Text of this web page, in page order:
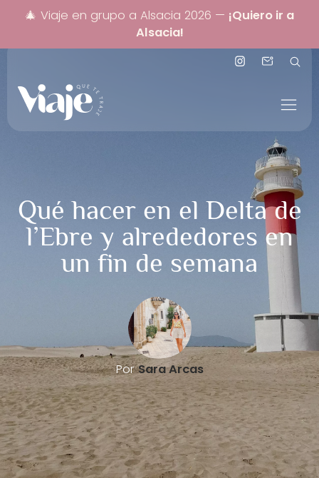
🎄 Plazas limitadas Navidad 2026 —Itinerario
100% personalizado a Alsacia
Qué hacer en el Delta de
l’Ebre y alrededores en
un fin de semana
PorSara Arcas